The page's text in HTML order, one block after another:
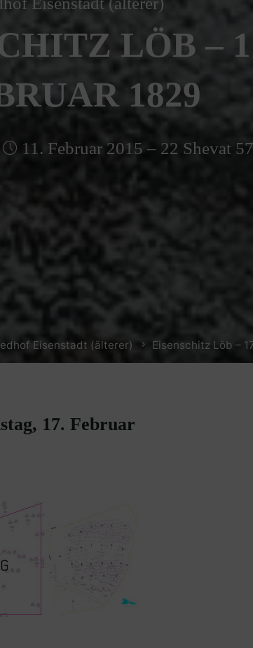
LÖB –
1829
11. Februar 2015 – 22 Shevat
Eisenstadt (älterer) Eisenschitz Löb –
17. Februar